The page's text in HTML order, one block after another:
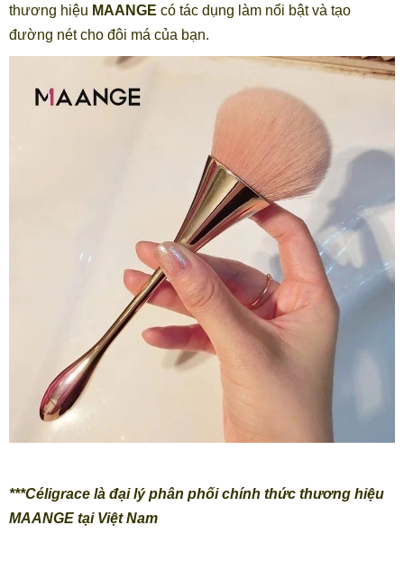
thương hiệu MAANGE có tác dụng làm nổi bật và tạo
đường nét cho đôi má của bạn.
***Céligrace là đại lý phân phối chính thức thương hiệu
MAANGE tại Việt Nam